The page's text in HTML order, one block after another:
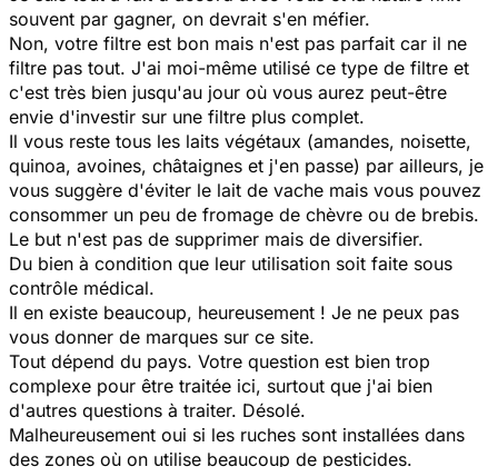
souvent par gagner, on devrait s'en méfier.
Non, votre filtre est bon mais n'est pas parfait car il ne
filtre pas tout. J'ai moi-même utilisé ce type de filtre et
c'est très bien jusqu'au jour où vous aurez peut-être
envie d'investir sur une filtre plus complet.
Il vous reste tous les laits végétaux (amandes, noisette,
quinoa, avoines, châtaignes et j'en passe) par ailleurs, je
vous suggère d'éviter le lait de vache mais vous pouvez
consommer un peu de fromage de chèvre ou de brebis.
Le but n'est pas de supprimer mais de diversifier.
Du bien à condition que leur utilisation soit faite sous
contrôle médical.
Il en existe beaucoup, heureusement ! Je ne peux pas
vous donner de marques sur ce site.
Tout dépend du pays. Votre question est bien trop
complexe pour être traitée ici, surtout que j'ai bien
d'autres questions à traiter. Désolé.
Malheureusement oui si les ruches sont installées dans
des zones où on utilise beaucoup de pesticides.